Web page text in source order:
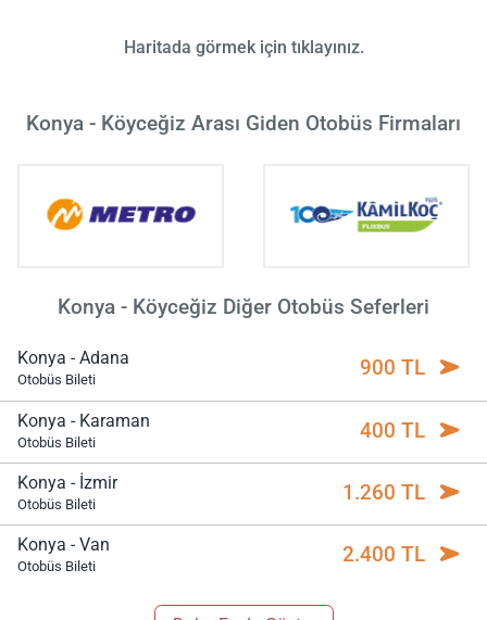
Haritada görmek için tıklayınız.
Konya - Köyceğiz Arası Giden Otobüs Firmaları
Konya - Köyceğiz Diğer Otobüs Seferleri
Konya - Adana
Otobüs Bileti 900 TL
Konya - Karaman
Otobüs Bileti 400 TL
Konya - İzmir
Otobüs Bileti 1.260 TL
Konya - Van
Otobüs Bileti 2.400 TL